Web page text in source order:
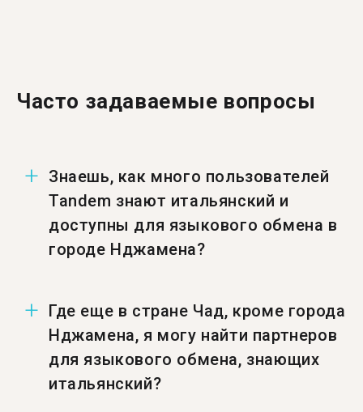
Часто задаваемые вопросы
Знаешь, как много пользователей
Tandem знают итальянский и
доступны для языкового обмена в
городе Нджамена?
знающих итальянский и доступных для
языкового обмена — 12.
Где еще в стране Чад, кроме города
Нджамена, я могу найти партнеров
для языкового обмена, знающих
итальянский?